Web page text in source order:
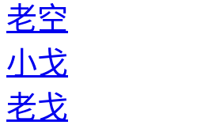
老空
小戈
老戈